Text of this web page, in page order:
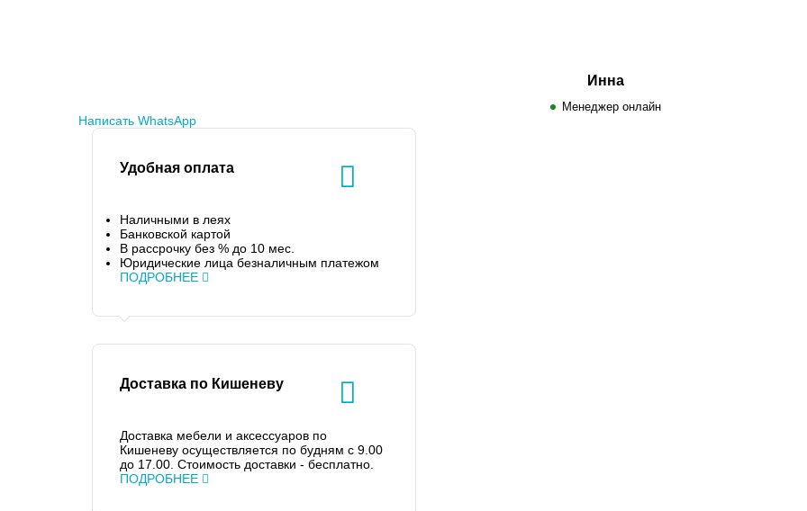
Инна
Менеджер онлайн
Написать WhatsApp
Удобная оплата
Наличными в леях
Банковской картой
В рассрочку без % до 10 мес.
Юридические лица безналичным платежом
ПОДРОБНЕЕ
Доставка по Кишеневу
Доставка мебели и аксессуаров по
Кишеневу осуществляется по будням с 9.00
до 17.00. Стоимость доставки - бесплатно.
ПОДРОБНЕЕ